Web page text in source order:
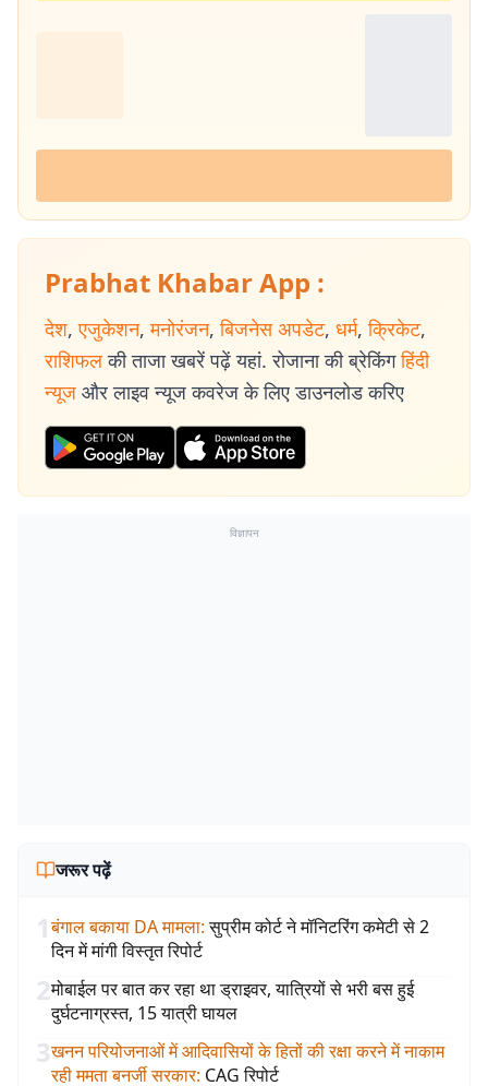
Prabhat Khabar App :
देश, एजुकेशन, मनोरंजन, बिजनेस अपडेट, धर्म, क्रिकेट,
राशिफल की ताजा खबरें पढ़ें यहां. रोजाना की ब्रेकिंग हिंदी
न्यूज और लाइव न्यूज कवरेज के लिए डाउनलोड करिए
विज्ञापन
जरूर पढ़ें
1बंगाल बकाया DA मामला: सुप्रीम कोर्ट ने मॉनिटरिंग कमेटी से 2
दिन में मांगी विस्तृत रिपोर्ट
2मोबाईल पर बात कर रहा था ड्राइवर, यात्रियों से भरी बस हुई
दुर्घटनाग्रस्त, 15 यात्री घायल
3खनन परियोजनाओं में आदिवासियों के हितों की रक्षा करने में नाकाम
रही ममता बनर्जी सरकार: CAG रिपोर्ट